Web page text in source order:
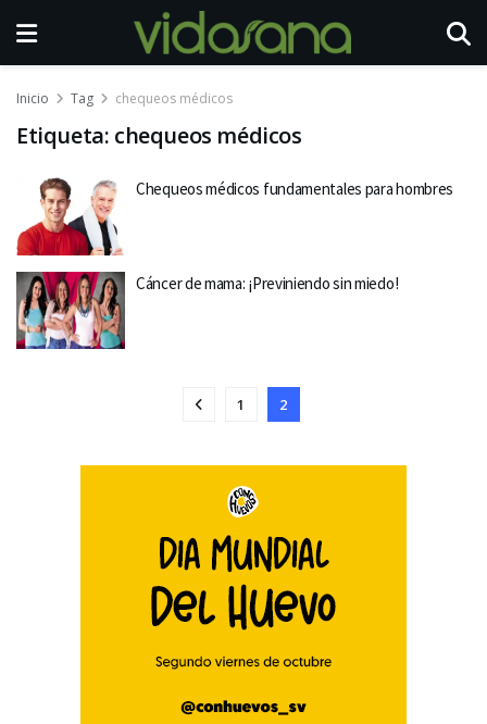
Inicio Tag chequeos médicos
Etiqueta: chequeos médicos
Chequeos médicos fundamentales para hombres
Cáncer de mama: ¡Previniendo sin miedo!
1 2